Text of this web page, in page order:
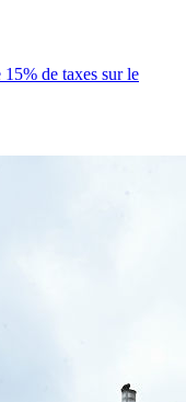
de taxes sur le